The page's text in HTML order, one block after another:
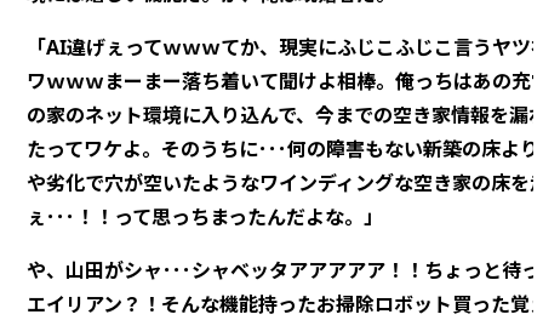
「AI違げぇってｗｗｗてか、現実にふじこふじこ言うヤツ
ワｗｗｗまーまー落ち着いて聞けよ相棒。俺っちはあの充
の家のネット環境に入り込んで、今までの空き家情報を漏
たってワケよ。そのうちに･･･何の障害もない新築の床よ
や劣化で穴が空いたようなワインディングな空き家の床を
ぇ･･･！！って思っちまったんだよな。」
や、山田がシャ･･･シャベッタアアアアア！！ちょっと待
エイリアン？！そんな機能持ったお掃除ロボット買った覚